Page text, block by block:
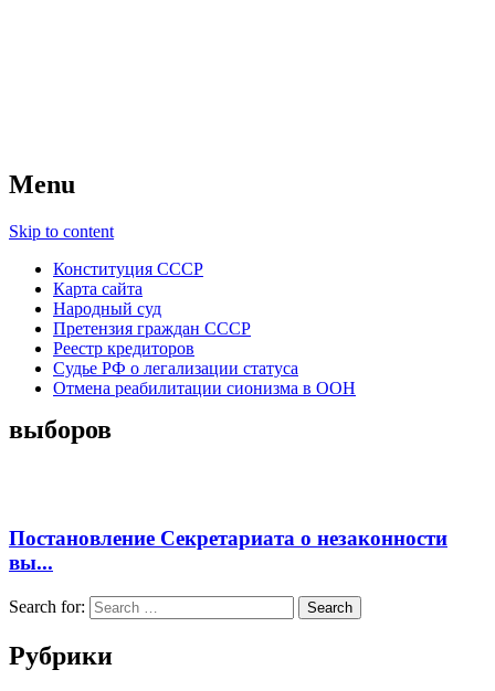
Menu
Skip to content
Конституция СССР
Карта сайта
Народный суд
Претензия граждан СССР
Реестр кредиторов
Судье РФ о легализации статуса
Отмена реабилитации сионизма в ООН
выборов
Постановление Секретариата о незаконности
вы...
Search for:
Рубрики